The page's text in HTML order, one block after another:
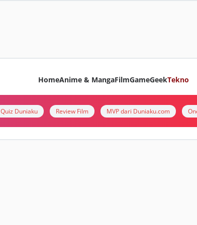
HomeAnime & MangaFilmGameGeekTekno
Quiz Duniaku Review Film MVP dari Duniaku.com